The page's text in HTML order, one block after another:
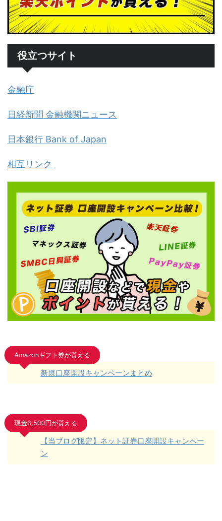
役立つサイト
金融庁
日経新聞 金融機関ニュース
日本銀行 Bank of Japan
相互リンク
Amazonギフト券が貰える
新規口座開設キャンペーンまとめ
現金3,500円が貰える
【当ブログ限定】ネット証券口座開設キャンペー
ン